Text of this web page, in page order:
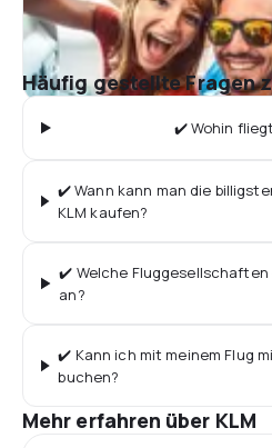
Häufig gestellte Fragen
✔️ Wohin
✔️ Wann kann man die
KLM kaufen?
✔️ Welche
an?
✔️ Kann ich mit meinem Flug
buchen?
Mehr erfahren über KLM